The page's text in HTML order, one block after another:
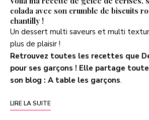
colada avec son crumble de biscuits
chantilly !
Un dessert multi saveurs et multi
plus de plaisir !
Retrouvez toutes les recettes que
pour ses garçons ! Elle partage
son blog : A table les garçons.
LIRE LA SUITE